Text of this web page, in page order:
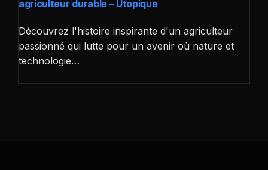
agriculteur durable – Utopique
Découvrez l'histoire inspirante d'un agriculteur
passionné qui lutte pour un avenir où nature et
technologie…